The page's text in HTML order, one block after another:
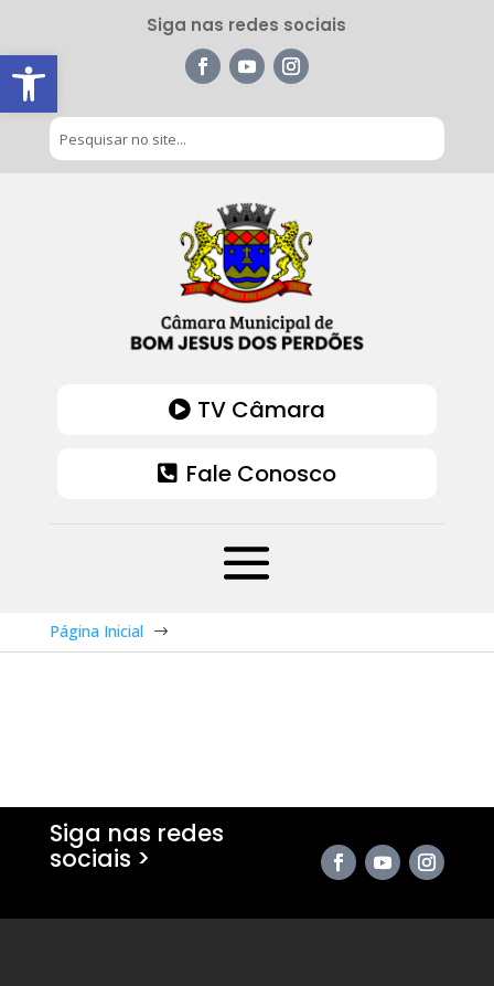
Barra de Ferramentas Aberta
Siga nas redes sociais
TV Câmara
Fale Conosco
Página Inicial $
Siga nas redes
sociais >